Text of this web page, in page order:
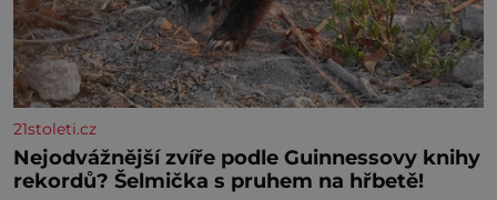
21stoleti.cz
Nejodvážnější zvíře podle Guinnessovy knihy
rekordů? Šelmička s pruhem na hřbetě!